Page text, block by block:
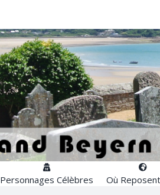
Personnages Célèbres Où